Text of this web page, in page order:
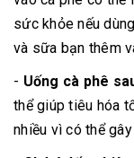
sức khỏe nếu
và sữa bạn thêm
- Uống cà phê
thể giúp tiêu hóa
nhiều vì có thể